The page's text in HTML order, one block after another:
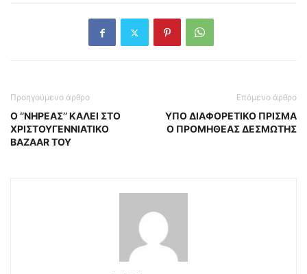
Προηγούμενο άρθρο
O ‘’ΝΗΡΕΑΣ’’ ΚΑΛΕΙ ΣΤΟ
ΧΡΙΣΤΟΥΓΕΝΝΙΑΤΙΚΟ
BAZAAR ΤΟΥ
Επόμενο άρθρο
ΥΠΟ ΔΙΑΦΟΡΕΤΙΚΟ ΠΡΙΣΜΑ
Ο ΠΡΟΜΗΘΕΑΣ ΔΕΣΜΩΤΗΣ